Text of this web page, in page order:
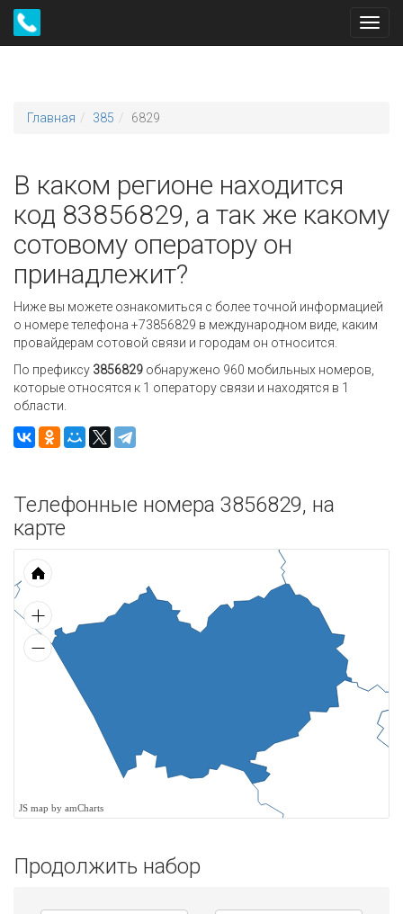
Главная 385 6829
В каком регионе находится
код 83856829, а так же какому
сотовому оператору он
принадлежит?
Ниже вы можете ознакомиться с более точной информацией
о номере телефона +73856829 в международном виде, каким
провайдерам сотовой связи и городам он относится.
По префиксу 3856829 обнаружено 960 мобильных номеров,
которые относятся к 1 оператору связи и находятся в 1
области.
Телефонные номера 3856829, на
карте
JS map by amCharts
Продолжить набор